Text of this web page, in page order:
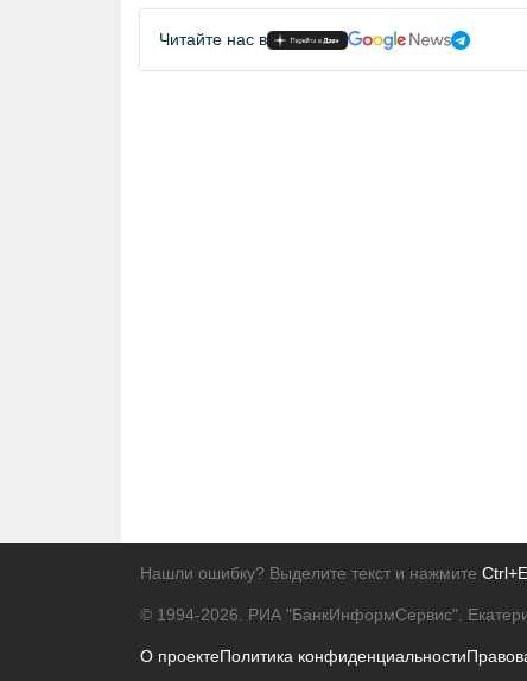
Читайте нас в
Нашли ошибку? Выделите текст и нажмите
© 1994-2026. РИА "БанкИнформСервис".
О проектеПолитика конфиденциальности